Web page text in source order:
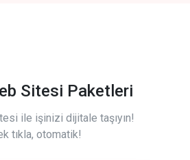
Sitesi Paketleri
ile işinizi dijitale taşıyın!
tıkla, otomatik!